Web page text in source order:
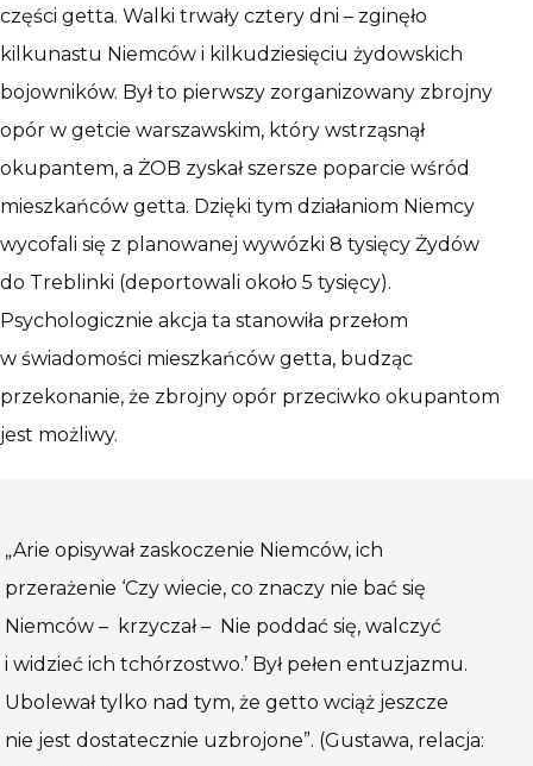
części getta. Walki trwały cztery dni – zginęło
kilkunastu Niemców i kilkudziesięciu żydowskich
bojowników. Był to pierwszy zorganizowany zbrojny
opór w getcie warszawskim, który wstrząsnął
okupantem, a ŻOB zyskał szersze poparcie wśród
mieszkańców getta. Dzięki tym działaniom Niemcy
wycofali się z planowanej wywózki 8 tysięcy Żydów
do Treblinki (deportowali około 5 tysięcy).
Psychologicznie akcja ta stanowiła przełom
w świadomości mieszkańców getta, budząc
przekonanie, że zbrojny opór przeciwko okupantom
jest możliwy.
„Arie opisywał zaskoczenie Niemców, ich
przerażenie ‘Czy wiecie, co znaczy nie bać się
Niemców – krzyczał – Nie poddać się, walczyć
i widzieć ich tchórzostwo.’ Był pełen entuzjazmu.
Ubolewał tylko nad tym, że getto wciąż jeszcze
nie jest dostatecznie uzbrojone”. (Gustawa, relacja: